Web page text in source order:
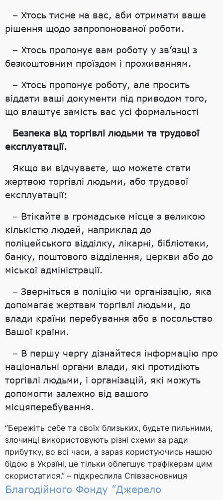
– Хтось тисне на вас, аби отримати ваше
рішення щодо запропонованої роботи.
– Хтось пропонує вам роботу у зв’язці з
безкоштовним проїздом і проживанням.
– Хтось пропонує роботу, але просить
віддати ваші документи під приводом того,
що влаштує замість вас усі формальності
Безпека від торгівлі людьми та трудової
експлуатації.
Якщо ви відчуваєте, що можете стати
жертвою торгівлі людьми, або трудової
експлуатації:
– Втікайте в громадське місце з великою
кількістю людей, наприклад до
поліцейського відділку, лікарні, бібліотеки,
банку, поштового відділення, церкви або до
міської адміністрації.
– Зверніться в поліцію чи організацію, яка
допомагає жертвам торгівлі людьми, до
влади країни перебування або в посольство
Вашої країни.
– В першу чергу дізнайтеся інформацію про
національні органи влади, які протидіють
торгівлі людьми, і організацій, які можуть
допомогти залежно від вашого
місцяперебування.
“Бережіть себе та своїх близьких, будьте пильними,
злочинці використовують різні схеми за ради
прибутку, во всі часи, а зараз користуючись нашою
бідою в Україні, це тільки облегшує трафікерам цим
скористатися.” – підкреслила Співзасновниця
Благодійного Фонду “Джерело